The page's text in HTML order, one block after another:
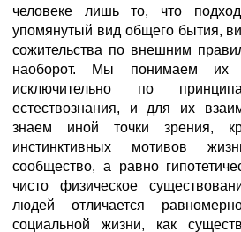
человеке лишь то, что
упомянутый вид общего бытия,
сожительства по внешним
наоборот. Мы понимаем их
исключительно по
естествознания, и для их
знаем иной точки зрения,
инстинктивных мотивов
сообщество, а равно
чисто физическое
людей отличается
социальной жизни, как